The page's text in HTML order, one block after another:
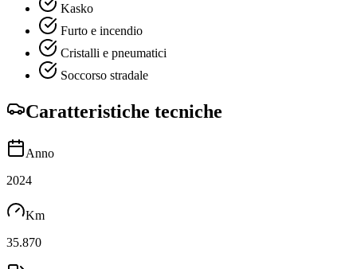
Kasko
Furto e incendio
Cristalli e pneumatici
Soccorso stradale
Caratteristiche tecniche
Anno
2024
Km
35.870